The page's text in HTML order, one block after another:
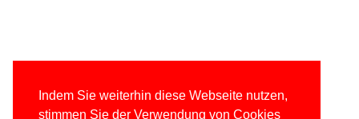
Indem Sie weiterhin diese Webseite nutzen,
stimmen Sie der Verwendung von Cookies